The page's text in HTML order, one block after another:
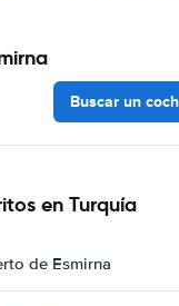
Buscar un
en Turquía
de Esmirna